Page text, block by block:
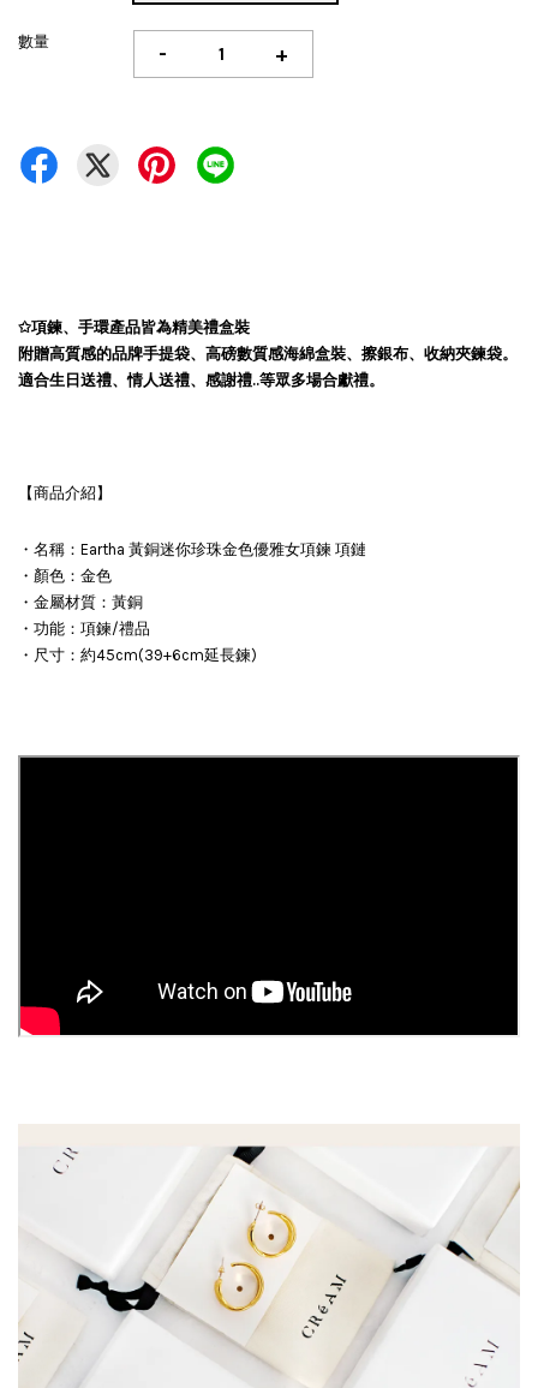
數量 - +
✩項鍊、手環產品皆為精美禮盒裝
附贈高質感的品牌手提袋、高磅數質感海綿盒裝、擦銀布、收納夾鍊袋。
適合生日送禮、情人送禮、感謝禮..等眾多場合獻禮。
【商品介紹】
・名稱：Eartha 黃銅迷你珍珠金色優雅女項鍊 項鏈
・顏色：金色
・金屬材質：黃銅
・功能：項鍊/禮品
・尺寸：約45cm(39+6cm延長鍊)